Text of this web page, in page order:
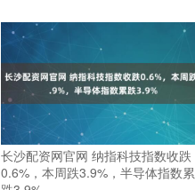
长沙配资网官网 纳指科技指数收跌
0.6%，本周跌3.9%，半导体指数累